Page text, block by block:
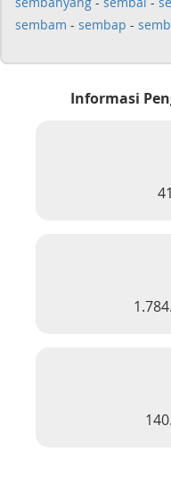
sembam - sembap -
Informasi